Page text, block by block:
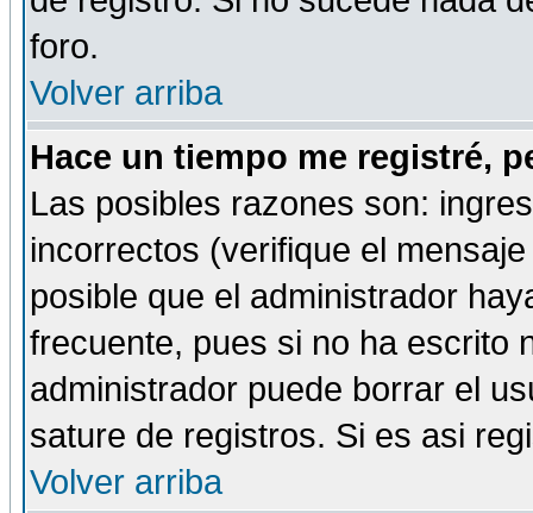
foro.
Volver arriba
Hace un tiempo me registré,
Las posibles razones son:
incorrectos (verifique el
posible que el administrador
frecuente, pues si no ha escrito
administrador puede borrar el
sature de registros. Si es asi
Volver arriba